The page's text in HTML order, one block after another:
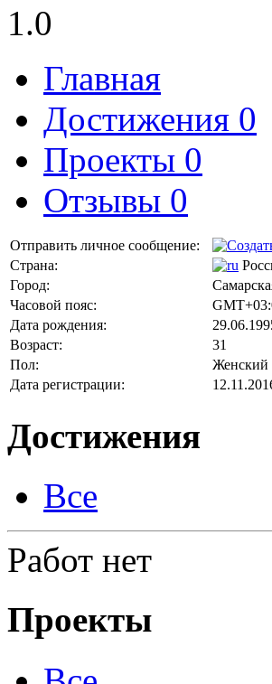
1.0
Главная
Достижения 0
Проекты 0
Отзывы 0
Отправить личное сообщение:
Страна:
Город:
Часовой пояс:
Дата рождения:
Возраст:
31
Пол:
Женский
Дата регистрации:
Достижения
Все
Работ нет
Проекты